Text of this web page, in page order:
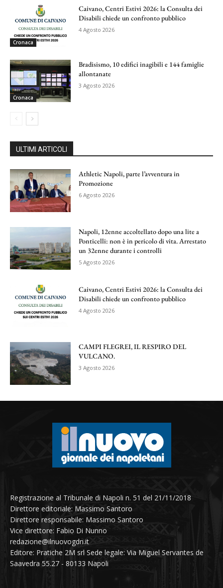
Cronaca
Caivano, Centri Estivi 2026: la Consulta dei
Disabili chiede un confronto pubblico
4 Agosto 2026
Cronaca
Bradisismo, 10 edifici inagibili e 144 famiglie
allontanate
3 Agosto 2026
ULTIMI ARTICOLI
Athletic Napoli, parte l’avventura in
Promozione
6 Agosto 2026
Napoli, 12enne accoltellato dopo una lite a
Ponticelli: non è in pericolo di vita. Arrestato
un 32enne durante i controlli
5 Agosto 2026
Caivano, Centri Estivi 2026: la Consulta dei
Disabili chiede un confronto pubblico
4 Agosto 2026
CAMPI FLEGREI, IL RESPIRO DEL
VULCANO.
3 Agosto 2026
Registrazione al Tribunale di Napoli n. 51 del 21/11/2018
Direttore editoriale: Massimo Santoro
Direttore responsabile: Massimo Santoro
Vice direttore: Fabio Di Nunno
redazione@ilnuovogdn.it
Editore: Pratiche 2M srl Sede legale: Via Miguel Servantes de
Saavedra 55.27 - 80133 Napoli